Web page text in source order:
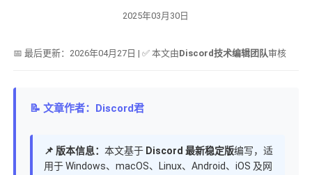
2025年03月30日
📅 最后更新：2026年04月27日 | ✅ 本文由Discord技术编辑团队审核
📝 文章作者：Discord君
📌 版本信息： 本文基于 Discord 最新稳定版编写，适
用于 Windows、macOS、Linux、Android、iOS 及网